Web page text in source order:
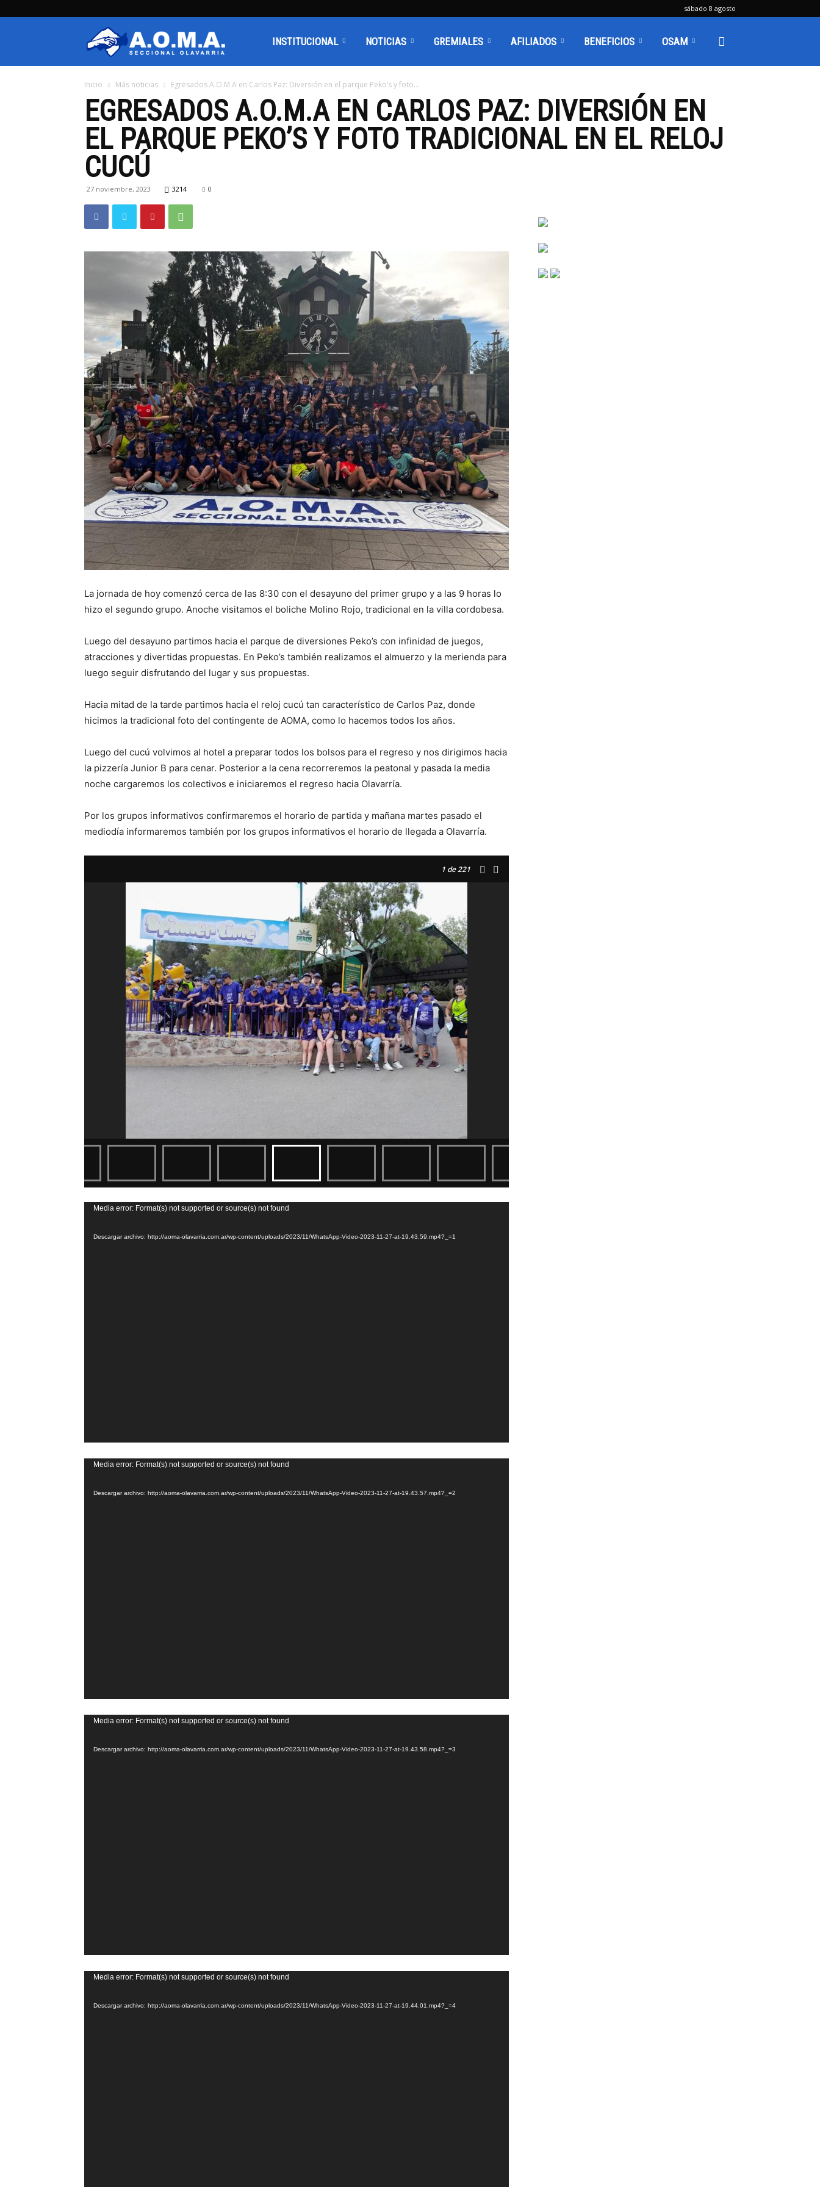
sábado 8 agosto
Olavarria
INSTITUCIONAL NOTICIAS GREMIALES AFILIADOS BENEFICIOS OSAM
Inicio Más noticias Egresados A.O.M.A en Carlos Paz: Diversión en el parque Peko’s y foto...
EGRESADOS A.O.M.A EN CARLOS PAZ: DIVERSIÓN EN
EL PARQUE PEKO’S Y FOTO TRADICIONAL EN EL RELOJ
CUCÚ
27 noviembre, 2023 3214 0
La jornada de hoy comenzó cerca de las 8:30 con el desayuno del primer grupo y a las 9 horas lo
hizo el segundo grupo. Anoche visitamos el boliche Molino Rojo, tradicional en la villa cordobesa.
Luego del desayuno partimos hacia el parque de diversiones Peko’s con infinidad de juegos,
atracciones y divertidas propuestas. En Peko’s también realizamos el almuerzo y la merienda para
luego seguir disfrutando del lugar y sus propuestas.
Hacia mitad de la tarde partimos hacia el reloj cucú tan característico de Carlos Paz, donde
hicimos la tradicional foto del contingente de AOMA, como lo hacemos todos los años.
Luego del cucú volvimos al hotel a preparar todos los bolsos para el regreso y nos dirigimos hacia
la pizzería Junior B para cenar. Posterior a la cena recorreremos la peatonal y pasada la media
noche cargaremos los colectivos e iniciaremos el regreso hacia Olavarría.
Por los grupos informativos confirmaremos el horario de partida y mañana martes pasado el
mediodía informaremos también por los grupos informativos el horario de llegada a Olavarría.
1 de 221
Reproductor
vídeo
Media error: Format(s) not supported or source(s) not found
Descargar archivo: http://aoma-olavarria.com.ar/wp-content/uploads/2023/11/WhatsApp-Video-2023-11-27-at-19.43.59.mp4?_=1
Reproductor
vídeo
Media error: Format(s) not supported or source(s) not found
Descargar archivo: http://aoma-olavarria.com.ar/wp-content/uploads/2023/11/WhatsApp-Video-2023-11-27-at-19.43.57.mp4?_=2
Reproductor
vídeo
Media error: Format(s) not supported or source(s) not found
Descargar archivo: http://aoma-olavarria.com.ar/wp-content/uploads/2023/11/WhatsApp-Video-2023-11-27-at-19.43.58.mp4?_=3
Reproductor
vídeo
Media error: Format(s) not supported or source(s) not found
Descargar archivo: http://aoma-olavarria.com.ar/wp-content/uploads/2023/11/WhatsApp-Video-2023-11-27-at-19.44.01.mp4?_=4